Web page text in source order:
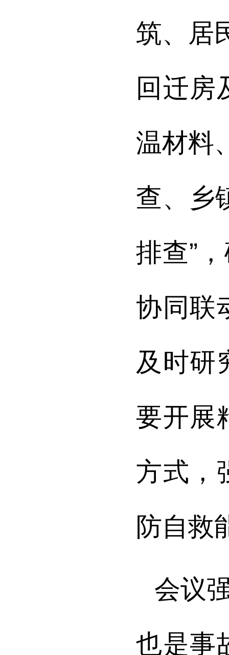
筑、居
回迁房
温材料
查、乡
排查”
协同联
及时研
要开展
方式，
防自救
会议
也是事